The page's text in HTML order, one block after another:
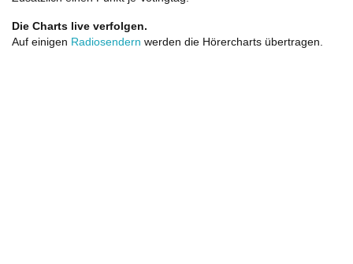
Die Charts live verfolgen.
Auf einigen Radiosendern werden die Hörercharts übertragen.